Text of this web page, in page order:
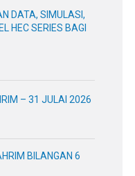
DATA, SIMULASI,
HEC SERIES BAGI
– 31 JULAI 2026
BILANGAN 6